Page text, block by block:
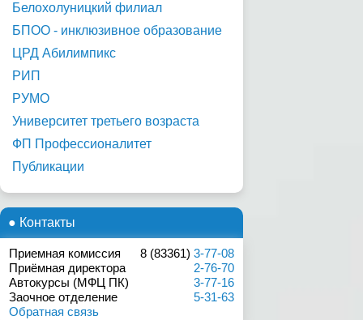
Белохолуницкий филиал
БПОО - инклюзивное образование
ЦРД Абилимпикс
РИП
РУМО
Университет третьего возраста
ФП Профессионалитет
Публикации
● Контакты
Приемная комиссия 8 (83361) 3-77-08
Приёмная директора
2-76-70
Автокурсы (МФЦ ПК)
3-77-16
Заочное отделение
5-31-63
Обратная связь